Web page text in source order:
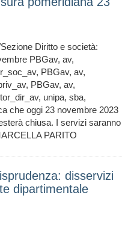
Diritto e società:
PBGav, av,
PBGav, av,
PBGav, av,
unipa, sba,
che oggi 23 novembre 2023
chiusa. I servizi saranno
PARITO
disservizi
dipartimentale